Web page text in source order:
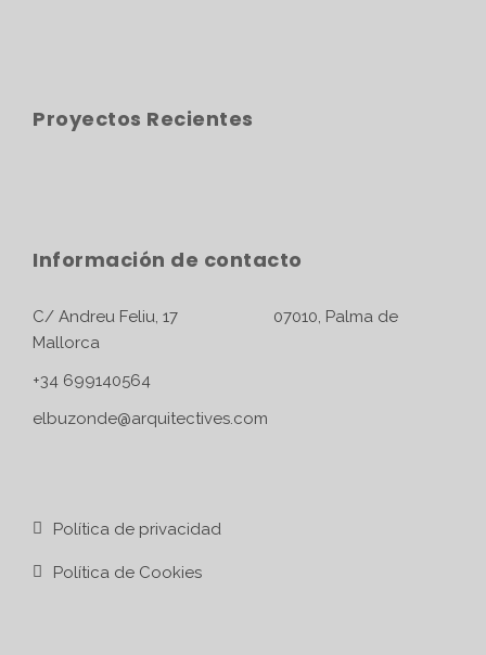
Proyectos Recientes
Información de contacto
C/ Andreu Feliu, 17 07010, Palma de
Mallorca
+34 699140564
elbuzonde@arquitectives.com
Política de privacidad
Política de Cookies